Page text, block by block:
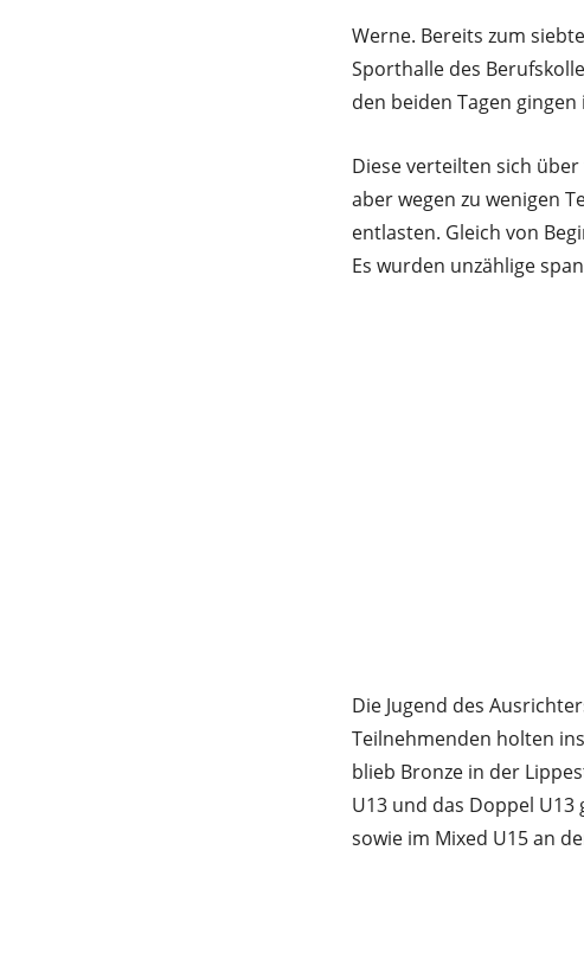
Werne. Bereits zum
Sporthalle des
den beiden Tagen
Diese verteilten sich
aber wegen zu wenigen
entlasten. Gleich von
Es wurden unzählige
Die Jugend des
Teilnehmenden holten
blieb Bronze in der
U13 und das Doppel
sowie im Mixed U15 an